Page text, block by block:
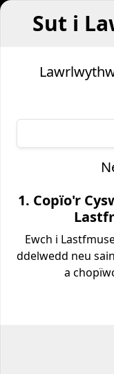
Sut i
1. Copïo'r
Ewch i
ddelwedd neu
a